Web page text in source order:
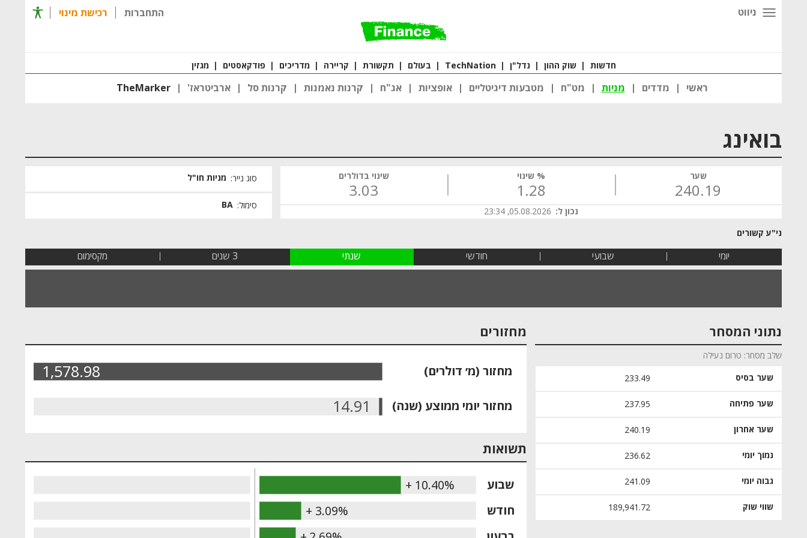
ניווט התחברות רכישת מינוי רכישת מינוי
חדשות שוק ההון נדל"ן TechNation בעולם תקשורת קריירה מדריכים פודקאסטים מגזין
ראשי מדדים מניות מט"ח מטבעות דיגיטליים אופציות אג"ח קרנות נאמנות קרנות סל ארביטראז' TheMarker
בואינג
שער
240.19
% שינוי
1.28
שינוי בדולרים
3.03
נכון ל: 05.08.2026, 23:34
סוג נייר: מניות חו"ל
סימול: BA
יומי שבועי חודשי שנתי 3 שנים מקסימום
נתוני המסחר
שלב מסחר טרום נעילה
שער בסיס 233.49
שער פתיחה 237.95
שער אחרון 240.19
נמוך יומי 236.62
גבוה יומי 241.09
שווי שוק 189,941.72
מחזורים
1,578.98
14.91
מחזור יומי ממוצע (שנה)
מחזור (מ׳ דולרים)
תשואות
+ 10.40%
+ 3.09% חודש
שבוע